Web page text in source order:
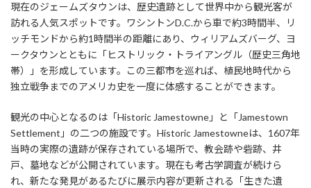
現在のジェームズタウンは、歴史遺跡として世界中から観光客が
訪れる人気スポットです。ワシントンD.C.から車で約3時間半、リ
ッチモンドから約1時間半の距離にあり、ウィリアムズバーグ、ヨ
ークタウンとともに「ヒストリック・トライアングル（歴史三角地
帯）」を形成しています。この三都市を巡れば、植民地時代から
独立戦争までのアメリカ史を一度に体感することができます。
観光の中心となるのは「Historic Jamestowne」と「Jamestown
Settlement」の二つの施設です。Historic Jamestowneは、1607年
当時の実際の遺跡が保存されている場所で、教会跡や砦跡、井
戸、墓地などが公開されています。現在も考古学調査が続けら
れ、新たな発見があるたびに展示内容が更新される「生きた遺